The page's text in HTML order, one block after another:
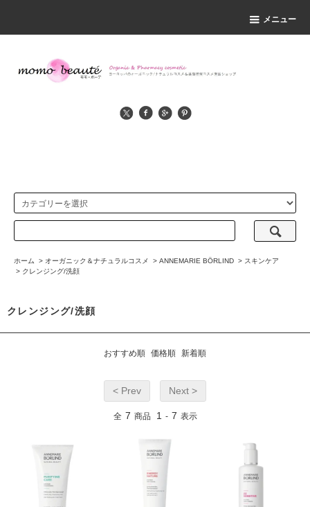
メニュー
ホーム > オーガニック＆ナチュラルコスメ > ANNEMARIE BÖRLIND > スキンケア
> クレンジング/洗顔
クレンジング/洗顔
おすすめ順 価格順 新着順
< Prev Next >
全 7 商品 1 - 7 表示